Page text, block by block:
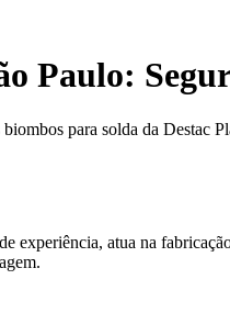
Paulo:
para solda da Destac
experiência, atua na